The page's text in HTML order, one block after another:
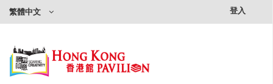
繁體中文 登入×